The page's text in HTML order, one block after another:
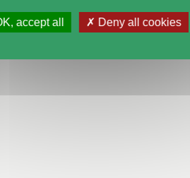
accept all Deny all cookies